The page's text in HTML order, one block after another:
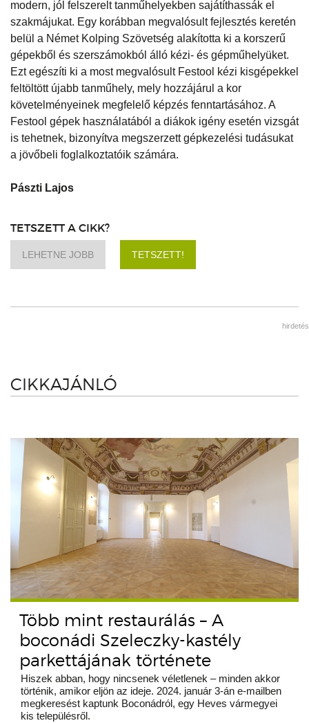
modern, jól felszerelt tanműhelyekben sajátíthassák el
szakmájukat. Egy korábban megvalósult fejlesztés keretén
belül a Német Kolping Szövetség alakította ki a korszerű
gépekből és szerszámokból álló kézi- és gépműhelyüket.
Ezt egészíti ki a most megvalósult Festool kézi kisgépekkel
feltöltött újabb tanműhely, mely hozzájárul a kor
követelményeinek megfelelő képzés fenntartásához. A
Festool gépek használatából a diákok igény esetén vizsgát
is tehetnek, bizonyítva megszerzett gépkezelési tudásukat
a jövőbeli foglalkoztatóik számára.
Pászti Lajos
TETSZETT A CIKK?
LEHETNE JOBB TETSZETT!
hirdetés
CIKKAJÁNLÓ
Több mint restaurálás – A
boconádi Szeleczky-kastély
parkettájának története
Hiszek abban, hogy nincsenek véletlenek – minden akkor
történik, amikor eljön az ideje. 2024. január 3-án e-mailben
megkeresést kaptunk Boconádról, egy Heves vármegyei
kis településről.